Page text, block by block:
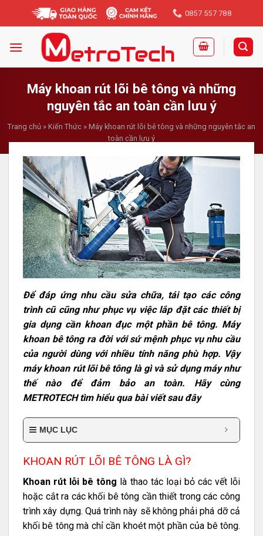
0857 557 788
Máy khoan rút lõi bê tông và những
nguyên tắc an toàn cần lưu ý
Trang chủ » Kiến Thức » Máy khoan rút lõi bê tông và những nguyên tắc an
toàn cần lưu ý
Để đáp ứng nhu cầu sửa chữa, tái tạo các công
trình cũ cũng như phục vụ việc lắp đặt các thiết bị
gia dụng cần khoan đục một phần bê tông. Máy
khoan bê tông ra đời với sứ mệnh phục vụ nhu cầu
của người dùng với nhiều tính năng phù hợp. Vậy
máy khoan rút lõi bê tông là gì và sử dụng máy như
thế nào để đảm bảo an toàn. Hãy cùng
METROTECH tìm hiểu qua bài viết sau đây
MỤC LỤC
KHOAN RÚT LÕI BÊ TÔNG LÀ GÌ?
Khoan rút lỗi bê tông là thao tác loại bỏ các vết lỗi
hoặc cắt ra các khối bê tông cần thiết trong các công
trình xây dựng. Quá trình này sẽ không phải phá dỡ cả
khối bê tông mà chỉ cần khoét một phần của bê tông.